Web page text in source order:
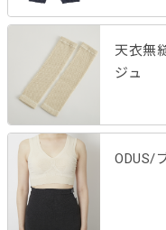
天衣無
ジュ
ODUS/